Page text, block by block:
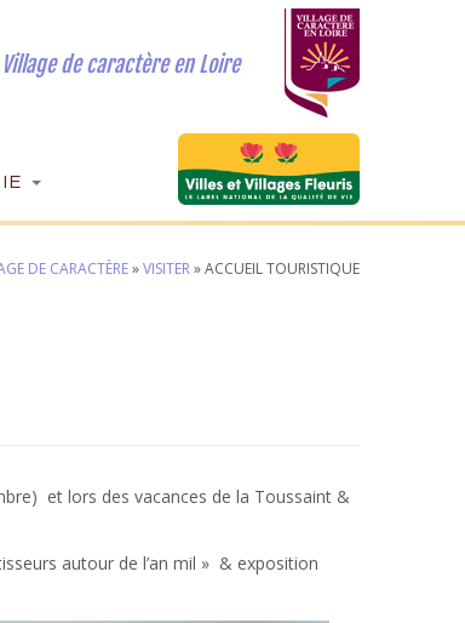
Village de caractère en Loire
DE CARACTÈRE»VISITER»ACCUEIL TOURISTIQUE
et lors des vacances de la Toussaint &
autour de l’an mil » & exposition